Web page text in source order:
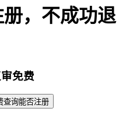
，不成功退
免费
查询能否注册